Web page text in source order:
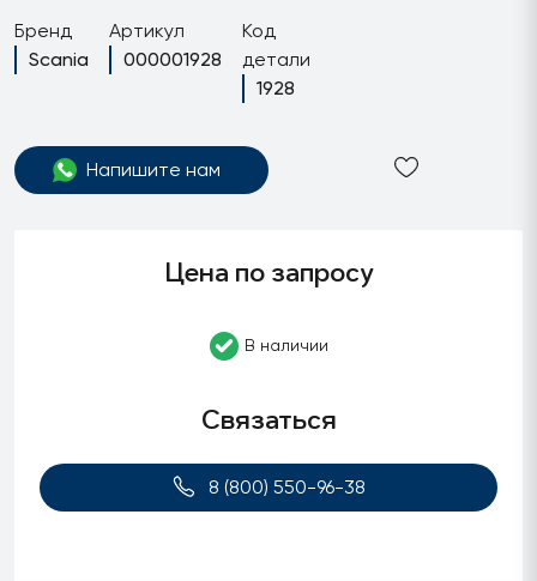
Бренд
Scania
Артикул
000001928
Код
детали
1928
Напишите нам
Цена по запросу
В наличии
Связаться
8 (800) 550-96-38